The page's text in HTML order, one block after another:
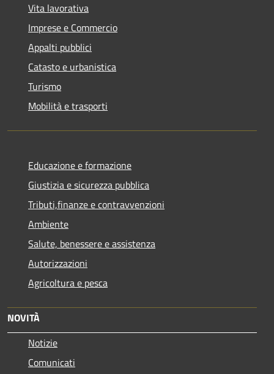
Vita lavorativa
Imprese e Commercio
Appalti pubblici
Catasto e urbanistica
Turismo
Mobilità e trasporti
Educazione e formazione
Giustizia e sicurezza pubblica
Tributi,finanze e contravvenzioni
Ambiente
Salute, benessere e assistenza
Autorizzazioni
Agricoltura e pesca
NOVITÀ
Notizie
Comunicati